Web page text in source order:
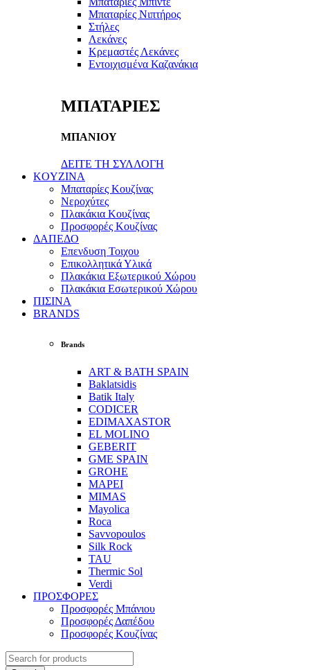
Μπαταρίες Νιπτήρος
Στήλες
Λεκάνες
Κρεμαστές Λεκάνες
Εντοιχισμένα Καζανάκια
ΜΠΑΤΑΡΙΕΣ
ΜΠΑΝΙΟΥ
ΔΕΙΤΕ ΤΗ ΣΥΛΛΟΓΗ
KOYZINA
Μπαταρίες Κουζίνας
Νεροχύτες
Πλακάκια Κουζίνας
Προσφορές Κουζίνας
ΔΑΠΕΔΟ
Επενδυση Τοιχου
Επικολλητικά Υλικά
Πλακάκια Εξωτερικού Χώρου
Πλακάκια Εσωτερικού Χώρου
ΠΙΣΙΝΑ
BRANDS
Brands
ART & BATH SPAIN
Baklatsidis
Batik Italy
CODICER
EDIMAXASTOR
EL MOLINO
GEBERIT
GME SPAIN
GROHE
MAPEI
MIMAS
Mayolica
Roca
Savvopoulos
Silk Rock
TAU
Thermic Sol
Verdi
ΠΡΟΣΦΟΡΕΣ
Προσφορές Μπάνιου
Προσφορές Δαπέδου
Προσφορές Κουζίνας